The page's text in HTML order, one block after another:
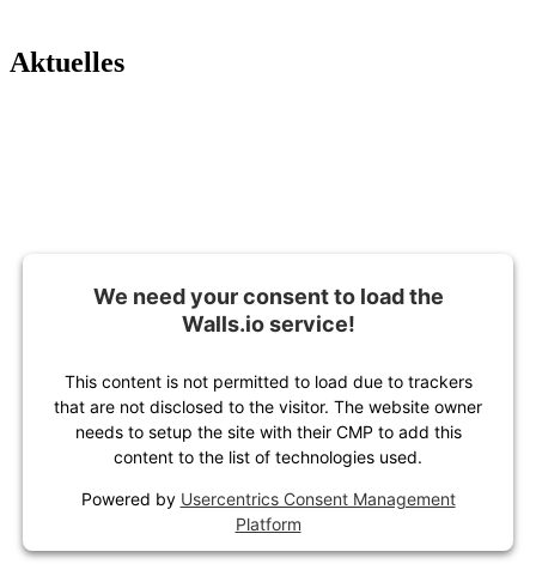
Aktuelles
We need your consent to load the
Walls.io service!
This content is not permitted to load due to trackers
that are not disclosed to the visitor. The website owner
needs to setup the site with their CMP to add this
content to the list of technologies used.
Powered by Usercentrics Consent Management
Platform